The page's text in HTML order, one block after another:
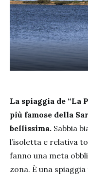
La spiaggia de “La
più famose della
bellissima. Sabbia
l’isoletta e relativa
fanno una meta
zona. È una